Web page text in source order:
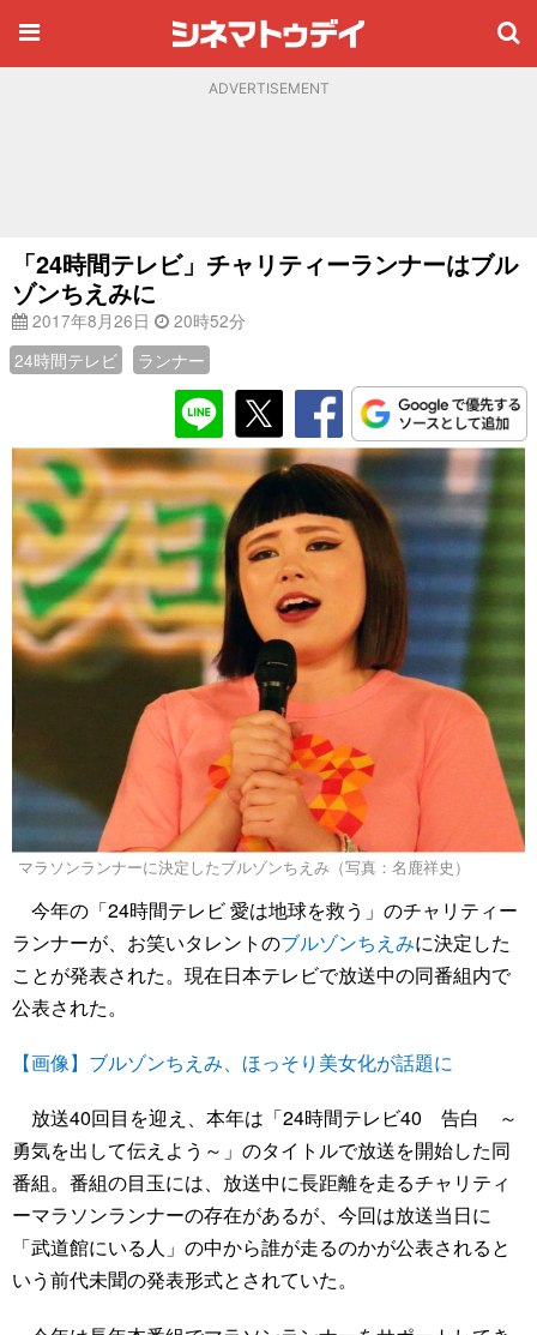
ADVERTISEMENT
「24時間テレビ」チャリティーランナーはブル
ゾンちえみに
2017年8月26日
20時52分
24時間テレビ
ランナー
マラソンランナーに決定したブルゾンちえみ（写真：名鹿祥史）
今年の「24時間テレビ 愛は地球を救う」のチャリティー
ランナーが、お笑いタレントのブルゾンちえみに決定した
ことが発表された。現在日本テレビで放送中の同番組内で
公表された。
【画像】ブルゾンちえみ、ほっそり美女化が話題に
放送40回目を迎え、本年は「24時間テレビ40 告白 ～
勇気を出して伝えよう～」のタイトルで放送を開始した同
番組。番組の目玉には、放送中に長距離を走るチャリティ
ーマラソンランナーの存在があるが、今回は放送当日に
「武道館にいる人」の中から誰が走るのかが公表されると
いう前代未聞の発表形式とされていた。